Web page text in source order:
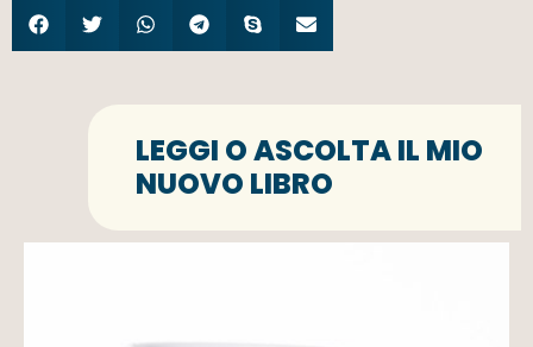
LEGGI O ASCOLTA IL MIO
NUOVO LIBRO